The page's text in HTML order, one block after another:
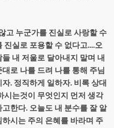
고 누군가를 진실로 사랑할 수
진실로 포용할 수 없다고....오
내 저울로 달아내지 말며 내
로 나를 드려 나를 통해 주님
. 정직하게 일하자. 비록 상대
시는것이 무엇인지 먼저 생각
한다. 오늘도 내 분수를 잘 알
시는 주의 은혜를 바라며 주